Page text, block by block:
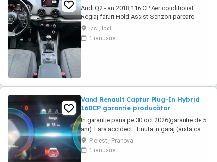
Audi Q2 - an 2018,116 CP Aer conditionat
Reglaj faruri Hold Assist Senzori parcare
spate Zone climatice standard Navigatie
mare Roată de rezervă Tractiune fata Volan
din piele cu comenzi Atașare ISOFIX Scaun
Iasi, Iasi
1 ianuarie
Vand Renault Captur Plug-In Hybrid
160CP garanție producător
In garantie pana pe 30 oct 2026(garantie de 5
ani). Fara accidect. Tinuta in garaj (arata ca
noua, nu are zgarieturi). Folosita doar la
naveta(30km zilnic). Nu are urme de uzura,
placutele si discurile nu sunt deloc uzate
Ploiesti, Prahova
1 ianuarie